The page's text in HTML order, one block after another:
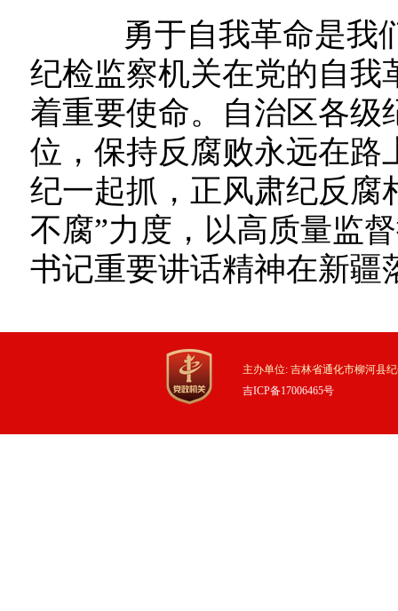
勇于自我革命是我们
纪检监察机关在党的自我
着重要使命。自治区各级
位，保持反腐败永远在路
纪一起抓，正风肃纪反腐
不腐”力度，以高质量监
书记重要讲话精神在新疆
主办单位: 吉林省通化市柳河县
吉ICP备17006465号